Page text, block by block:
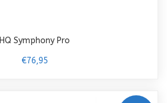
HQ Symphony Pro
€76,95